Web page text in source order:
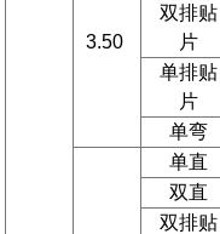
3.50
双排贴
片
单排贴
片
单弯
单直
双直
双排贴